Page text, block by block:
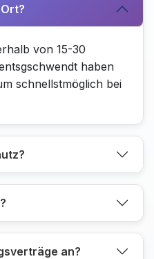
von 15-30
haben
schnellstmöglich bei
an?